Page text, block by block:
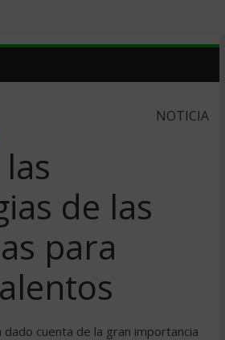
NOTICIA
de las
para
dado cuenta de la gran importancia